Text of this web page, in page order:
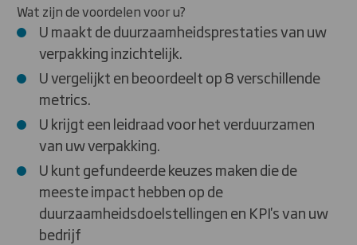
Wat zijn de voordelen voor u?
U maakt de duurzaamheidsprestaties van uw
verpakking inzichtelijk.
U vergelijkt en beoordeelt op 8 verschillende
metrics.
U krijgt een leidraad voor het verduurzamen
van uw verpakking.
U kunt gefundeerde keuzes maken die de
meeste impact hebben op de
duurzaamheidsdoelstellingen en KPI's van uw
bedrijf